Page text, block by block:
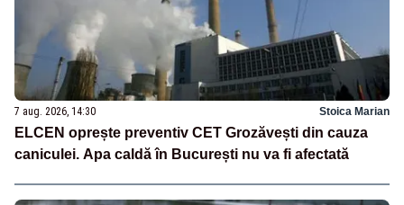
7 aug. 2026, 14:30 Stoica Marian
ELCEN oprește preventiv CET Grozăvești din cauza
caniculei. Apa caldă în București nu va fi afectată